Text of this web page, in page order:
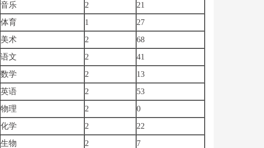
音乐
2
21
体育
1
27
美术
2 68
语文 2
41
数学
2
13
英语
2
53
物理
2
0
化学
2
22
生物
2
7